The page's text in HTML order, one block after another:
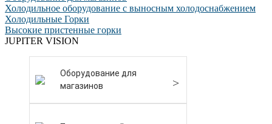
Холодильное оборудование с выносным холодоснабжением
Холодильные Горки
Высокие пристенные горки
JUPITER VISION
Оборудование для
магазинов